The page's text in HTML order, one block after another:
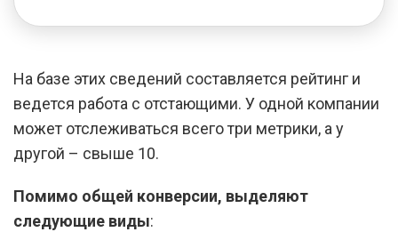
На базе этих сведений составляется рейтинг и
ведется работа с отстающими. У одной компании
может отслеживаться всего три метрики, а у
другой – свыше 10.
Помимо общей конверсии, выделяют
следующие виды: